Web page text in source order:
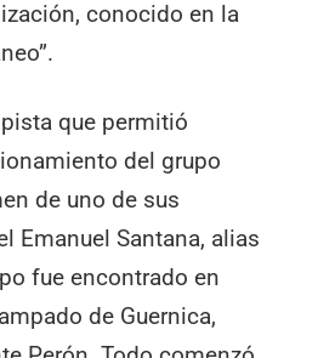
conocido en la
que permitió
del grupo
de uno de sus
Emanuel Santana, alias
fue encontrado en
de Guernica,